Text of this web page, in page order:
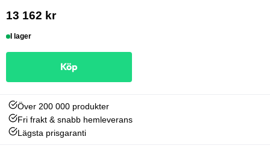
13 162 kr
I lager
Köp
Över 200 000 produkter
Fri frakt & snabb hemleverans
Lägsta prisgaranti